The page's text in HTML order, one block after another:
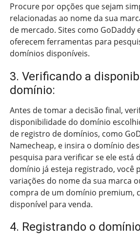
Procure por opções que sejam
relacionadas ao nome da sua
de mercado. Sites como GoDaddy
oferecem ferramentas para
domínios disponíveis.
3. Verificando a
domínio:
Antes de tomar a decisão final,
disponibilidade do domínio
de registro de domínios, como
Namecheap, e insira o domínio
pesquisa para verificar se ele está
domínio já esteja registrado, você
variações do nome da sua marca
compra de um domínio premium,
disponível para venda.
4. Registrando o